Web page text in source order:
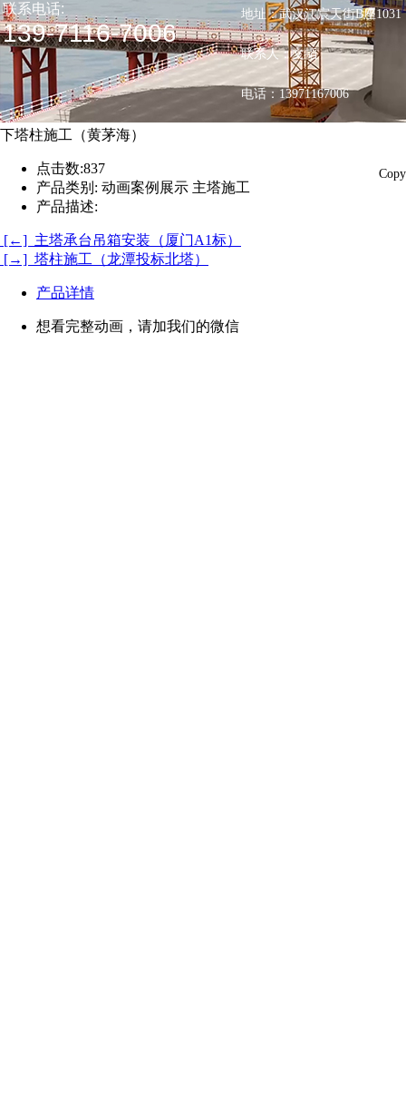
下塔柱施工（黄茅海）
点击数:837
产品类别: 动画案例展示 主塔施工
产品描述:
[←] 主塔承台吊箱安装（厦门A1标）
[→] 塔柱施工（龙潭投标北塔）
产品详情
想看完整动画，请加我们的微信
联系电话:
139-7116-7006
地址：武汉江宸天街B座1031
联系人：文韬
电话：13971167006